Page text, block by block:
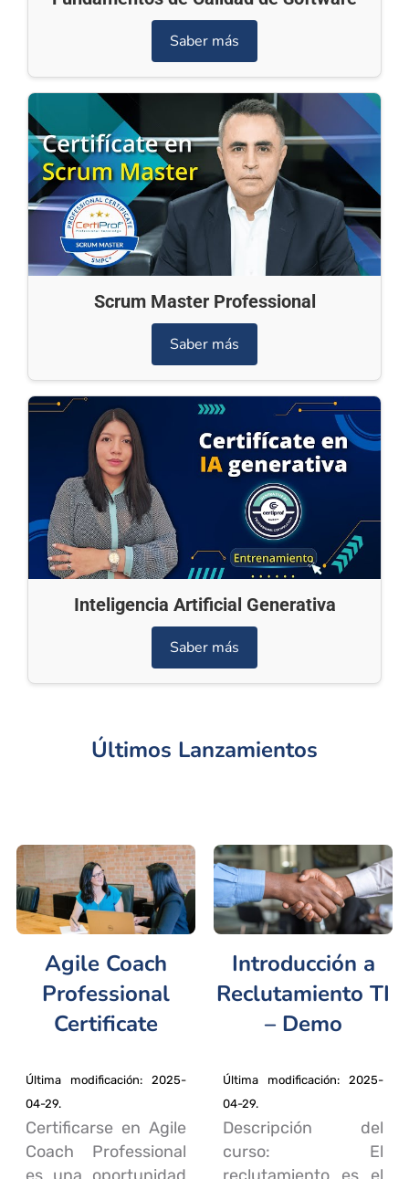
Saber más
Scrum Master Professional
Saber más
Inteligencia Artificial Generativa
Saber más
Últimos Lanzamientos
Agile Coach
Professional
Certificate
Última modificación: 2025-
04-29.
Certificarse en Agile
Coach Professional
Introducción a
Reclutamiento TI
– Demo
Última modificación: 2025-
04-29.
Descripción del
curso: El